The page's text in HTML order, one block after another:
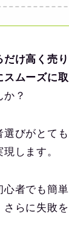
だけ高く売
スムーズに
か？
選びがとて
します。
心者でも簡
らに失敗